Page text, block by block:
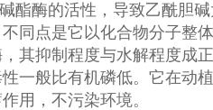
酯酶的活性，导致乙酰胆碱
同点是它以化合物分子整
其抑制程度与水解程度成
一般比有机磷低。它在动
用，不污染环境。